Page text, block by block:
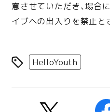
意させていただき、場合
イブへの出入りを禁止と
HelloYouth